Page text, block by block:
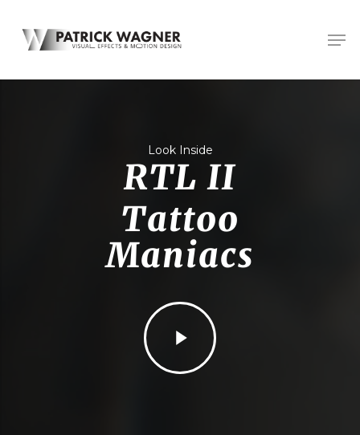
Look Inside
RTL II
Tattoo
Maniacs
Play
Video